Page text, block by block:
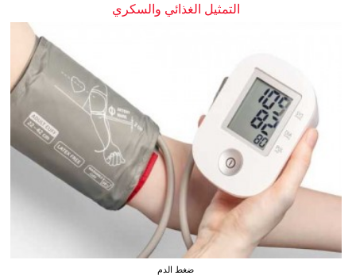
التمثيل الغذائي والسكري
ضغط الدم